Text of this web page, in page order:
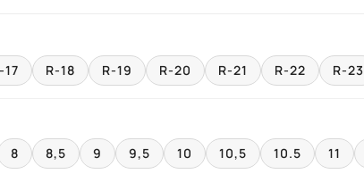
17 R-18 R-19 R-20 R-21 R-22 R-23
8 8,5 9 9,5 10 10,5 10.5 11